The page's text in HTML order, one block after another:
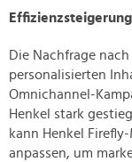
Die Nachfrage
personalisierten
Omnichannel-
Henkel stark
kann Henkel
anpassen, um